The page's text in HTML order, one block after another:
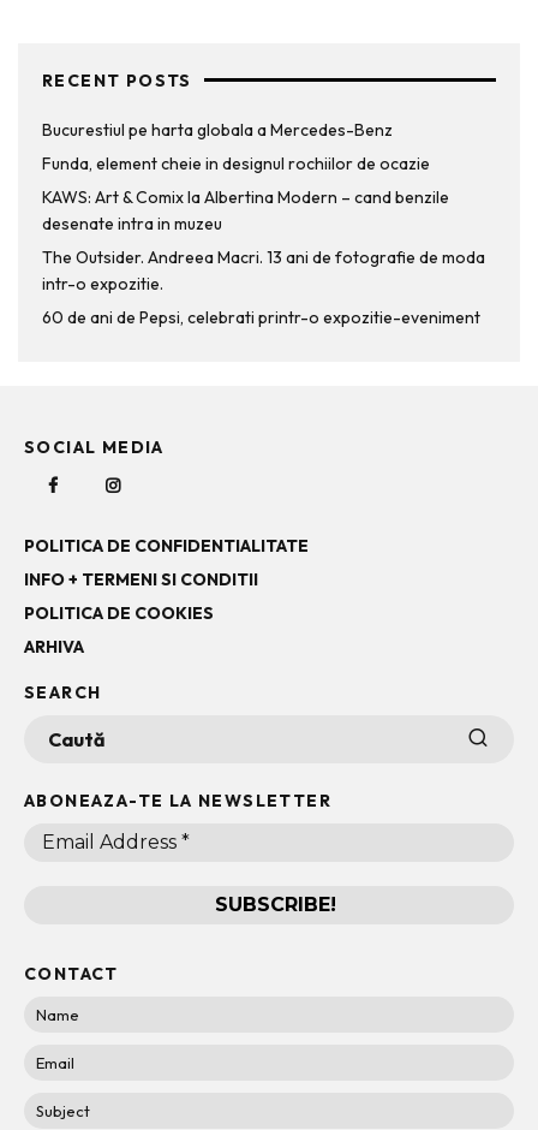
RECENT POSTS
Bucurestiul pe harta globala a Mercedes-Benz
Funda, element cheie in designul rochiilor de ocazie
KAWS: Art & Comix la Albertina Modern – cand benzile
desenate intra in muzeu
The Outsider. Andreea Macri. 13 ani de fotografie de moda
intr-o expozitie.
60 de ani de Pepsi, celebrati printr-o expozitie-eveniment
SOCIAL MEDIA
POLITICA DE CONFIDENTIALITATE
INFO + TERMENI SI CONDITII
POLITICA DE COOKIES
ARHIVA
SEARCH
ABONEAZA-TE LA NEWSLETTER
CONTACT